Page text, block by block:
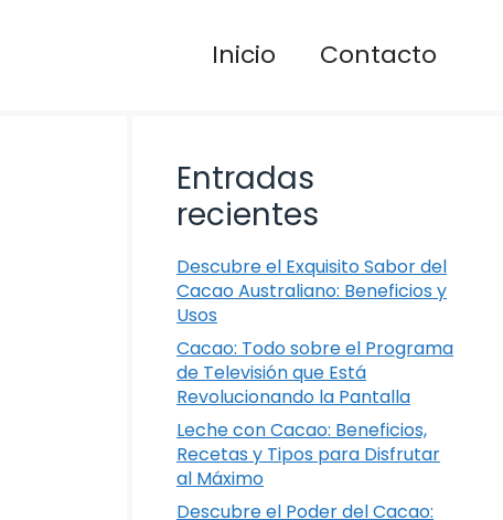
Inicio Contacto
Entradas
recientes
Descubre el Exquisito Sabor del
Cacao Australiano: Beneficios y
Usos
Cacao: Todo sobre el Programa
de Televisión que Está
Revolucionando la Pantalla
Leche con Cacao: Beneficios,
Recetas y Tipos para Disfrutar
al Máximo
Descubre el Poder del Cacao: